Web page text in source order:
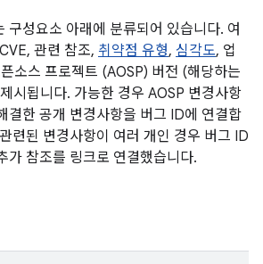
구성요소 아래에 분류되어 있습니다. 여
관련 참조, 취약점 유형, 심각도, 업
소스 프로젝트 (AOSP) 버전 (해당하는
시됩니다. 가능한 경우 AOSP 변경사항
결한 공개 변경사항을 버그 ID에 연결합
련된 변경사항이 여러 개인 경우 버그 ID
가 참조를 링크로 연결했습니다.